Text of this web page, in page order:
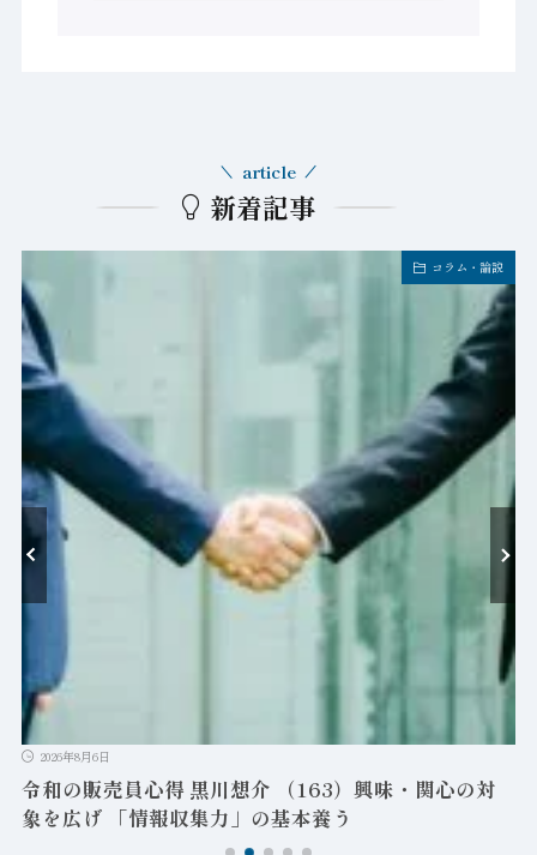
新着記事
article
コラム・論説
2026年8月6日
令和の販売員心得 黒川想介 （163）興味・関心の対
象を広げ 「情報収集力」の基本養う